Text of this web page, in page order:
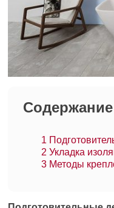
Содержание
1
2 Укладка
3 Методы